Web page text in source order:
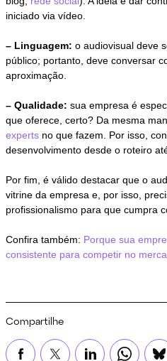
iniciado via vídeo.
– Linguagem: o audiovisual deve
público; portanto, deve conversar
aproximação.
– Qualidade: sua empresa é
que oferece, certo? Da mesma
experts no que fazem. Por isso,
desenvolvimento desde o roteiro
Por fim, é válido destacar que o
vitrine da empresa e, por isso,
profissionalismo para que cumpra
Confira também: Porque sua
consistente para competir no
Compartilhe